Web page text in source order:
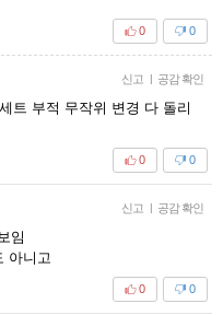
0
0
신고 | 공감 확인
트 부적 무작위 변경 다 돌리
0
0
신고 | 공감 확인
임
아니고
0
0